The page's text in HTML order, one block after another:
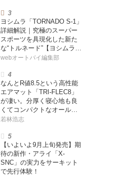
ヨシムラ「TORNADO S-1」
詳細解説｜究極のスーパー
スポーツを具現化した新た
な“トルネード”【ヨシムラ
伝】
webオートバイ編集部
なんとR値8.5という高性能
エアマット「TRI-FLEC8」
が凄い。分厚く寝心地も良
くてコンパクトなオールシ
ーズン対応マットを試して
ー・カブカブ・ダイアリー
ズ Vol.385〉
若林浩志
【いよいよ9月上旬発売】期
待の新作・アライ「X-
SNC」の実力をサーキット
で先行体験！